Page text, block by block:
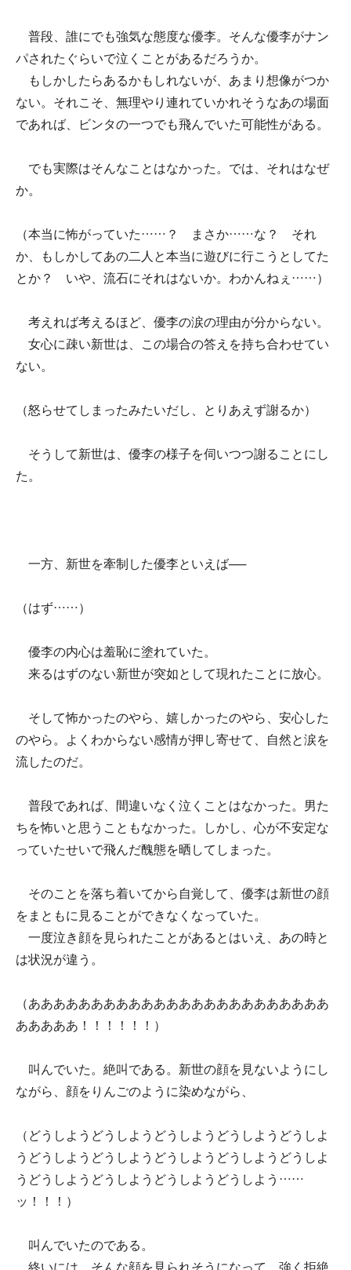
普段、誰にでも強気な態度な優李。そんな優李がナン
パされたぐらいで泣くことがあるだろうか。
もしかしたらあるかもしれないが、あまり想像がつか
ない。それこそ、無理やり連れていかれそうなあの場面
であれば、ビンタの一つでも飛んでいた可能性がある。
でも実際はそんなことはなかった。では、それはなぜ
か。
（本当に怖がっていた……？ まさか……な？ それ
か、もしかしてあの二人と本当に遊びに行こうとしてた
とか？ いや、流石にそれはないか。わかんねぇ……）
考えれば考えるほど、優李の涙の理由が分からない。
女心に疎い新世は、この場合の答えを持ち合わせてい
ない。
（怒らせてしまったみたいだし、とりあえず謝るか）
そうして新世は、優李の様子を伺いつつ謝ることにし
た。
一方、新世を牽制した優李といえば──
（はず……）
優李の内心は羞恥に塗れていた。
来るはずのない新世が突如として現れたことに放心。
そして怖かったのやら、嬉しかったのやら、安心した
のやら。よくわからない感情が押し寄せて、自然と涙を
流したのだ。
普段であれば、間違いなく泣くことはなかった。男た
ちを怖いと思うこともなかった。しかし、心が不安定な
っていたせいで飛んだ醜態を晒してしまった。
そのことを落ち着いてから自覚して、優李は新世の顔
をまともに見ることができなくなっていた。
一度泣き顔を見られたことがあるとはいえ、あの時と
は状況が違う。
（ああああああああああああああああああああああああ
あああああ！！！！！！）
叫んでいた。絶叫である。新世の顔を見ないようにし
ながら、顔をりんごのように染めながら、
（どうしようどうしようどうしようどうしようどうしよ
うどうしようどうしようどうしようどうしようどうしよ
うどうしようどうしようどうしようどうしよう……
ッ！！！）
叫んでいたのである。
終いには、そんな顔を見られそうになって、強く拒絶